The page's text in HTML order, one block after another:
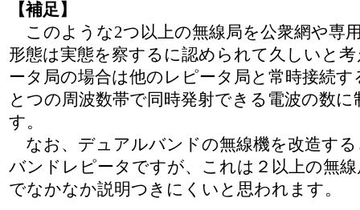
【補足】
このような2つ以上の無線局を公衆網や専
形態は実態を察するに認められて久しいと
ータ局の場合は他のレピータ局と常時接続
とつの周波数帯で同時発射できる電波の数
す。
なお、デュアルバンドの無線機を改造す
バンドレピータですが、これは２以上の無
でなかなか説明つきにくいと思われます。